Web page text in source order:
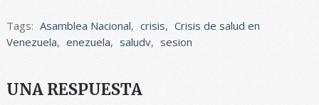
Tags: Asamblea Nacional, crisis, Crisis de salud en
Venezuela, enezuela, saludv, sesion
UNA RESPUESTA